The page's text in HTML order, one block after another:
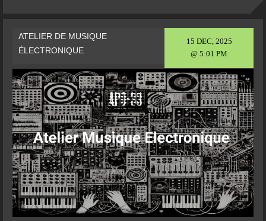
15 DEC, 2025
@ 5:01 PM
ATELIER DE MUSIQUE
ÉLECTRONIQUE